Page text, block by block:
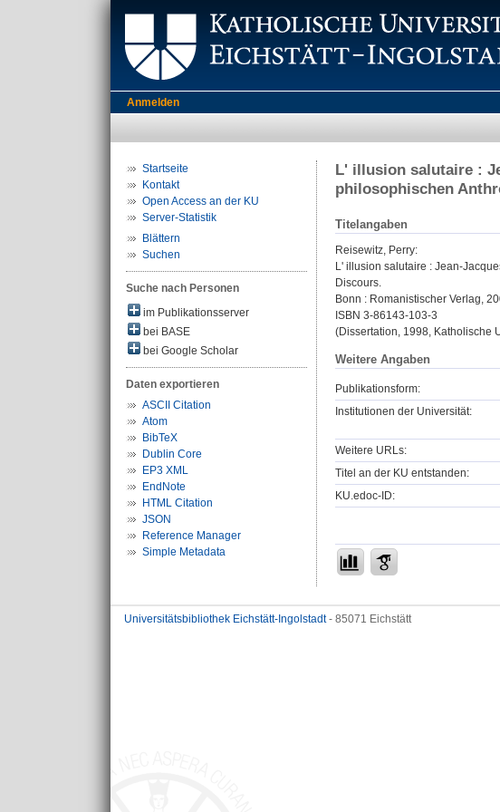
Anmelden
Startseite
Kontakt
Open Access an der KU
Server-Statistik
Blättern
Suchen
Suche nach Personen
im Publikationsserver
bei BASE
bei Google Scholar
Daten exportieren
ASCII Citation
Atom
BibTeX
Dublin Core
EP3 XML
EndNote
HTML Citation
JSON
Reference Manager
Simple Metadata
L' illusion salutaire :
philosophischen
Titelangaben
Reisewitz, Perry:
L' illusion salutaire : Jean-
Discours.
Bonn : Romanistischer Verlag,
ISBN 3-86143-103-3
(Dissertation, 1998, Katholische
Weitere Angaben
Publikationsform:
Institutionen der Universität:
Weitere URLs:
Titel an der KU entstanden:
KU.edoc-ID:
Universitätsbibliothek Eichstätt-Ingolstadt- 85071 Eichstätt